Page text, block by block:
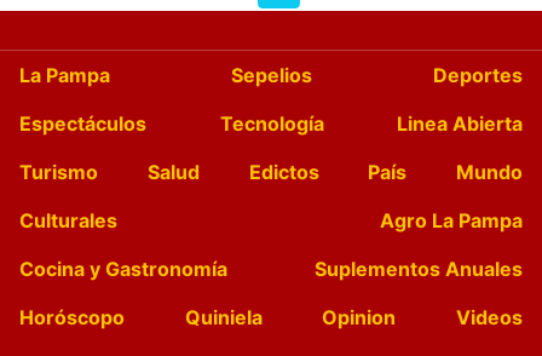
La Pampa Sepelios
Deportes
Espectáculos
Tecnología
Linea Abierta
Turismo
Salud Edictos País
Mundo
Culturales
Agro La Pampa
Cocina y Gastronomía
Suplementos Anuales
Horóscopo
Quiniela Opinion
Videos